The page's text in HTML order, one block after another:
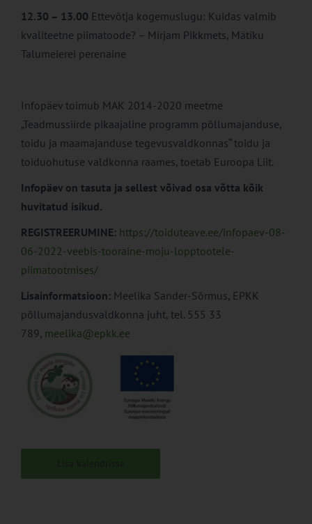
12.30 – 13.00 Ettevõtja kogemuslugu: Kuidas valmib
kvaliteetne piimatoode? – Mirjam Pikkmets, Mätiku
Talumeierei perenaine
Infopäev toimub MAK 2014-2020 meetme
„Teadmussiirde pikaajaline programm põllumajanduse,
toidu ja maamajanduse tegevusvaldkonnas“ toidu ja
toiduohutuse valdkonna raames, toetab Euroopa Liit.
Infopäev on tasuta ja sellest võivad osa võtta kõik
huvitatud isikud.
REGISTREERUMINE: https://toiduteave.ee/infopaev-08-
06-2022-veebis-tooraine-moju-lopptootele-
piimatootmises/
Lisainformatsioon: Meelika Sander-Sõrmus, EPKK
põllumajandusvaldkonna juht, tel. 555 33
789, meelika@epkk.ee